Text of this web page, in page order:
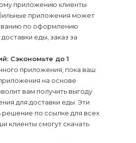
приложению клиенты
приложения может
по оформлению
еды, заказ за
Сэкономьте до 1
приложения, пока ваш
на основе
вам получить выгоду
для доставки еды. Эти
по ссылке для всех
клиенты смогут скачать